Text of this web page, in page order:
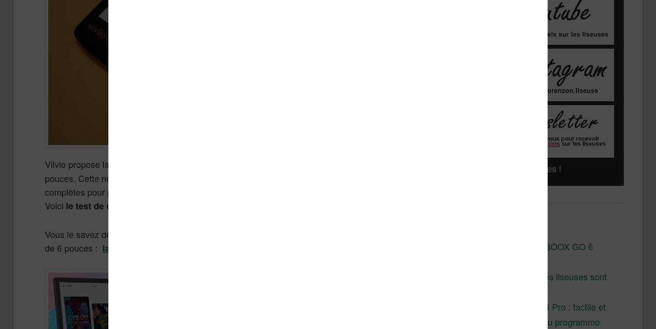
Vilvio propose la liseuse
pouces. Cette nouvelle liseuse est un modèle haut de gamme qui propose des fonctionnalités
complètes pour profiter au mieux de vos contenus audio et de vos ebooks (format epub et autres).
Voici le test de cette liseuse
Vous le savez déjà sans doute, mais Vivlio a déjà sorti en septembre une nouvelle liseuse couleur
de 6 pouces : la Vivlio Light HD color
Liseuses pas chères !
Test de la BOOX GO 6
Pourquoi les liseuses sont
XTEINK X4 Pro : tactile et
éclairage au programme